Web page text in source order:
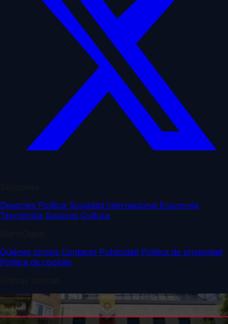
Deportes Política Sociedad Internacional Economía
Tecnología Sucesos Cultura
Quiénes somos Contacto Publicidad Política de privacidad
Política de cookies